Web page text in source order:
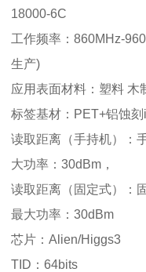
18000-6C
工作频率：860MHz-
生产)
应用表面材料：塑料 木
标签基材：PET+铝蚀
读取距离（手持机）：
大功率：30dBm，
读取距离（固定式）：
最大功率：30dBm
芯片：Alien/Higgs3
TID：64bits